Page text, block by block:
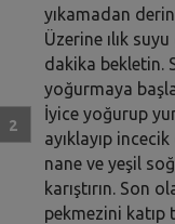
yıkamadan
Üzerine ılık
dakika bekletin.
yoğurmaya
İyice yoğurup
ayıklayıp
nane ve yeşil
karıştırın. Son
pekmezini katıp